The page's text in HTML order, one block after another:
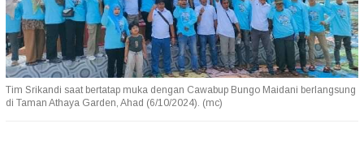
Tim Srikandi saat bertatap muka dengan Cawabup Bungo Maidani berlangsung
di Taman Athaya Garden, Ahad (6/10/2024). (mc)